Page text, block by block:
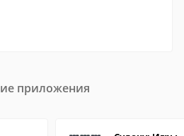
приложения